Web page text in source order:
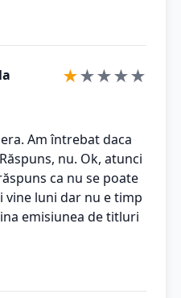
★★★★★
Am întrebat daca
nu. Ok, atunci
ca nu se poate
vine luni dar nu e timp
emisiunea de titluri